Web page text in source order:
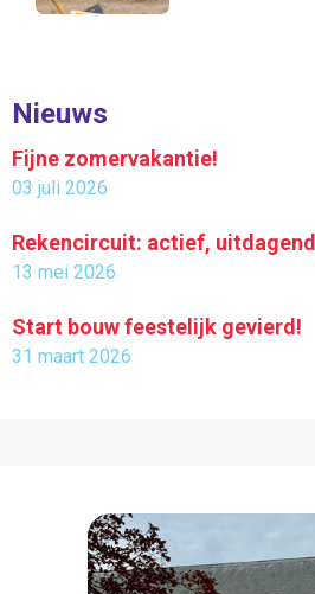
Nieuws
Fijne zomervakantie!
03 juli 2026
Rekencircuit: actief,
13 mei 2026
Start bouw feestelijk gevierd!
31 maart 2026